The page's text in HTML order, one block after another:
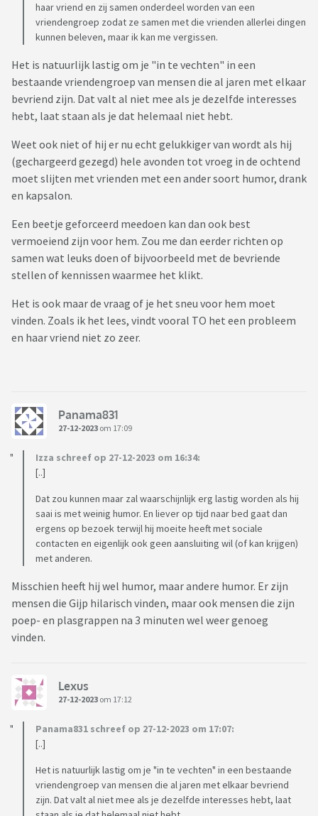
haar vriend en zij samen onderdeel worden van een
vriendengroep zodat ze samen met die vrienden allerlei dingen
kunnen beleven, maar ik kan me vergissen.
Het is natuurlijk lastig om je "in te vechten" in een
bestaande vriendengroep van mensen die al jaren met elkaar
bevriend zijn. Dat valt al niet mee als je dezelfde interesses
hebt, laat staan als je dat helemaal niet hebt.
Weet ook niet of hij er nu echt gelukkiger van wordt als hij
(gechargeerd gezegd) hele avonden tot vroeg in de ochtend
moet slijten met vrienden met een ander soort humor, drank
en kapsalon.
Een beetje geforceerd meedoen kan dan ook best
vermoeiend zijn voor hem. Zou me dan eerder richten op
samen wat leuks doen of bijvoorbeeld met de bevriende
stellen of kennissen waarmee het klikt.
Het is ook maar de vraag of je het sneu voor hem moet
vinden. Zoals ik het lees, vindt vooral TO het een probleem
en haar vriend niet zo zeer.
Panama831
27-12-2023 om 17:09
Izza schreef op 27-12-2023 om 16:34:
[..]
Dat zou kunnen maar zal waarschijnlijk erg lastig worden als hij
saai is met weinig humor. En liever op tijd naar bed gaat dan
ergens op bezoek terwijl hij moeite heeft met sociale
contacten en eigenlijk ook geen aansluiting wil (of kan krijgen)
met anderen.
Misschien heeft hij wel humor, maar andere humor. Er zijn
mensen die Gijp hilarisch vinden, maar ook mensen die zijn
poep- en plasgrappen na 3 minuten wel weer genoeg
vinden.
Lexus
27-12-2023 om 17:12
Panama831 schreef op 27-12-2023 om 17:07:
[..]
Het is natuurlijk lastig om je "in te vechten" in een bestaande
vriendengroep van mensen die al jaren met elkaar bevriend
zijn. Dat valt al niet mee als je dezelfde interesses hebt, laat